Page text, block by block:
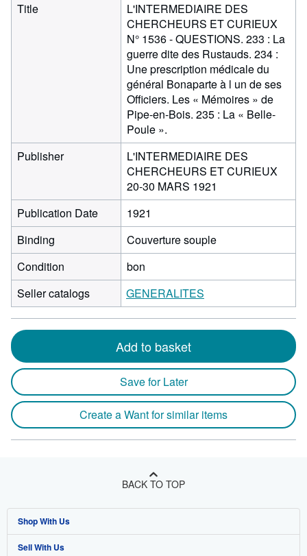
Title
L'INTERMEDIAIRE DES
CHERCHEURS ET CURIEUX
N° 1536 - QUESTIONS. 233 : La
guerre dite des Rustauds. 234 :
Une prescription médicale du
général Bonaparte à l un de ses
Officiers. Les « Mémoires » de
Pipe-en-Bois. 235 : La « Belle-
Poule ».
Publisher
L'INTERMEDIAIRE DES
CHERCHEURS ET CURIEUX
20-30 MARS 1921
Publication Date
1921
Binding
Couverture souple
Condition
bon
Seller catalogs
GENERALITES
Add to basket
Save for Later
Create a Want for similar items
BACK TO TOP
Shop With Us
Advanced Search
Sell With Us